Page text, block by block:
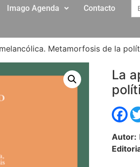
Imago Agenda Contacto
Metamorfosis de la
La
Autor: